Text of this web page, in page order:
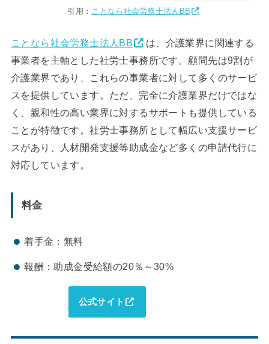
引用： ことなら社会労務士法人BB
ことなら社会労務士法人BB
は、介護業界に関連する
事業者を主軸とした社労士事務所です。顧問先は9割が
介護業界であり、これらの事業者に対して多くのサービ
スを提供しています。ただ、完全に介護業界だけではな
く、親和性の高い業界に対するサポートも提供している
ことが特徴です。社労士事務所として幅広い支援サービ
スがあり、人材開発支援等助成金など多くの申請代行に
対応しています。
料金
着手金：無料
報酬：助成金受給額の20％～30%
公式サイト